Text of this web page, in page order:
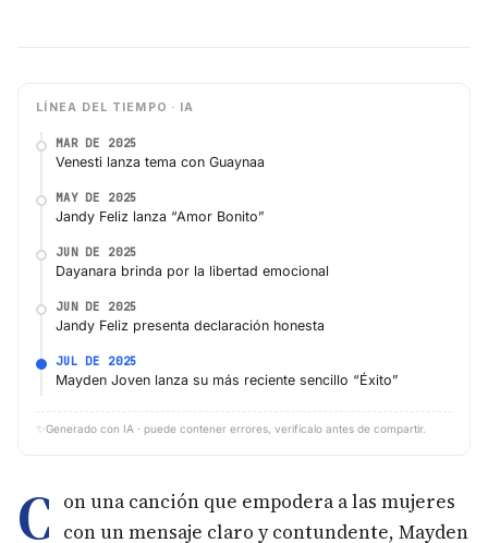
LÍNEA DEL TIEMPO · IA
MAR DE 2025
Venesti lanza tema con Guaynaa
MAY DE 2025
Jandy Feliz lanza “Amor Bonito”
JUN DE 2025
Dayanara brinda por la libertad emocional
JUN DE 2025
Jandy Feliz presenta declaración honesta
JUL DE 2025
Mayden Joven lanza su más reciente sencillo “Éxito”
✨ Generado con IA · puede contener errores, verifícalo antes de compartir.
C on una canción que empodera a las mujeres
con un mensaje claro y contundente, Mayden